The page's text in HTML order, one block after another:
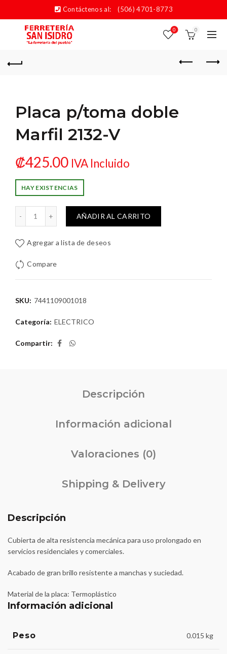
Contáctenos al: (506) 4701-8773
0 0
Placa p/toma doble
Marfil 2132-V
₡425.00 IVA Incluido
HAY EXISTENCIAS
doble Marfil 2132-V cantidad
AÑADIR AL CARRITO
Agregar a lista de deseos
Compare
SKU: 7441109001018
Categoría: ELECTRICO
Compartir
Descripción
Información adicional
Valoraciones (0)
Shipping & Delivery
Descripción
Cubierta de alta resistencia mecánica para uso prolongado en
servicios residenciales y comerciales.
Acabado de gran brillo resistente a manchas y suciedad.
Material de la placa: Termoplástico
Información adicional
Peso 0.015 kg